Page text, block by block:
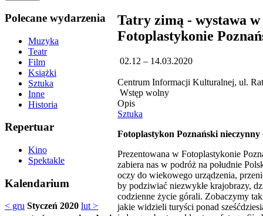
Polecane wydarzenia
Muzyka
Teatr
Film
Książki
Sztuka
Inne
Historia
Repertuar
Kino
Spektakle
Kalendarium
< gru Styczeń 2020 lut >
Tatry zimą - wystawa w
Fotoplastykonie
02.12 – 14.03.2020
Centrum Informacji Kulturalnej, ul.
Wstęp wolny
Opis
Sztuka
Fotoplastykon Poznański nieczynny
Prezentowana w Fotoplastykonie
zabiera nas w podróż na południe
oczy do wiekowego urządzenia,
by podziwiać niezwykłe krajobrazy,
codzienne życie górali. Zobaczymy
jakie widzieli turyści ponad